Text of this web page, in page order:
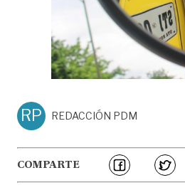
RP REDACCIÓN PDM
COMPARTE